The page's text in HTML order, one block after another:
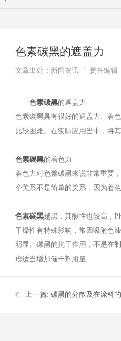
色素碳黑的遮盖力
文章出处：新闻资讯 责任编辑
色素碳黑的遮盖力
色素碳黑具有很好的遮盖力、着
比较困难。在实际应用当中，将
色素碳黑的着色力
着色力对色素碳黑来说非常重要
个关系不是简单的关系，因为着
色素碳黑越黑，其酸性也较高，
干燥性有特殊影响，常因吸附色
明显。碳黑的抗干作用，不是在
虑适当增加催干剂用量
上一篇: 碳黑的分散及在涂料